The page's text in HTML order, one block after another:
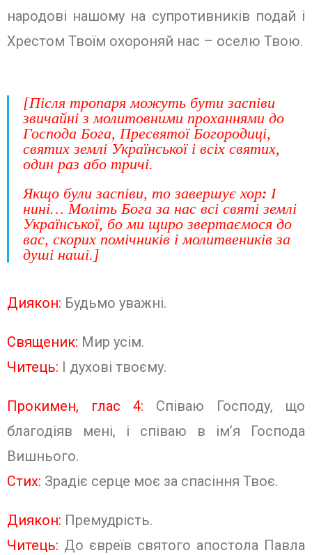
народові нашому на супротивників подай і
Хрестом Твоїм охороняй нас – оселю Твою.
[Після тропаря можуть бути заспіви
звичайні з молитовними проханнями до
Господа Бога, Пресвятої Богородиці,
святих землі Української і всіх святих,
один раз або тричі.
Якщо були заспіви, то завершує хор: І
нині…Моліть Бога за нас всі святі землі
Української, бо ми щиро звертаємося до
вас, скорих помічників і молитвеників за
душі наші.]
Диякон: Будьмо уважні.
Священик: Мир усім.
Читець: І духові твоєму.
Прокимен, глас 4: Співаю Господу, що
благодіяв мені, і співаю в ім’я Господа
Вишнього.
Стих: Зрадіє серце моє за спасіння Твоє.
Диякон: Премудрість.
Читець: До євреїв святого апос­тола Павла